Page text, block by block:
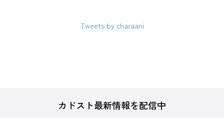
Tweets by charaani
カドスト最新情報を配信中